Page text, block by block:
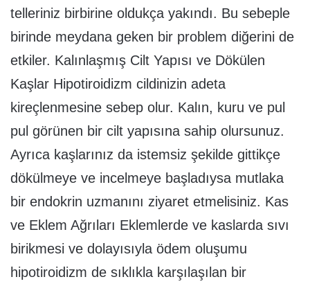
telleriniz birbirine oldukça yakındı. Bu sebeple
birinde meydana geken bir problem diğerini de
etkiler. Kalınlaşmış Cilt Yapısı ve Dökülen
Kaşlar Hipotiroidizm cildinizin adeta
kireçlenmesine sebep olur. Kalın, kuru ve pul
pul görünen bir cilt yapısına sahip olursunuz.
Ayrıca kaşlarınız da istemsiz şekilde gittikçe
dökülmeye ve incelmeye başladıysa mutlaka
bir endokrin uzmanını ziyaret etmelisiniz. Kas
ve Eklem Ağrıları Eklemlerde ve kaslarda sıvı
birikmesi ve dolayısıyla ödem oluşumu
hipotiroidizm de sıklıkla karşılaşılan bir